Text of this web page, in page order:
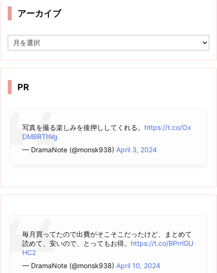
アーカイブ
ー
イ
PR
写真を撮る楽しみを後押ししてくれる。 https://t.co/Ox
DMBRThVg
— DramaNote (@monsk938) April 3, 2024
毎月買ってたので出費がそこそこだったけど、まとめて
読めて、安いので、とってもお得。 https://t.co/BPrrlGU
HC2
— DramaNote (@monsk938) April 10, 2024